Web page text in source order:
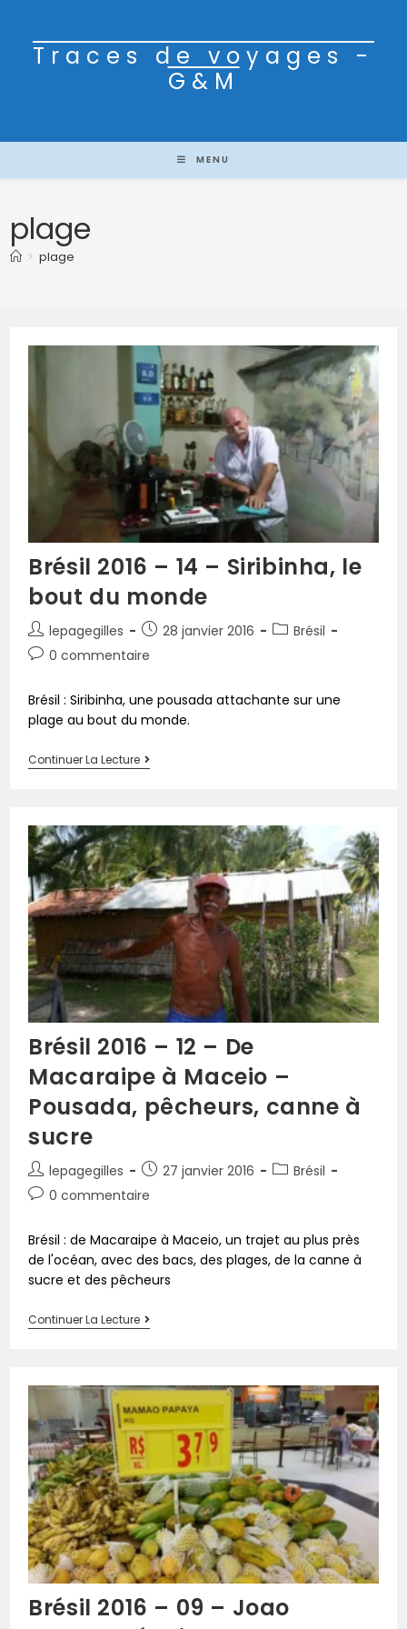
Traces de voyages -
G&M
MENU
plage
> plage
Brésil 2016 – 14 – Siribinha, le
bout du monde
lepagegilles 28 janvier 2016
Brésil
0 commentaire
Brésil : Siribinha, une pousada attachante sur une
plage au bout du monde.
Continuer La Lecture
Brésil 2016 – 12 – De
Macaraipe à Maceio –
Pousada, pêcheurs, canne à
sucre
lepagegilles 27 janvier 2016
Brésil
0 commentaire
Brésil : de Macaraipe à Maceio, un trajet au plus près
de l'océan, avec des bacs, des plages, de la canne à
sucre et des pêcheurs
Continuer La Lecture
Brésil 2016 – 09 – Joao